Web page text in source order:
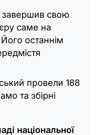
завершив свою
саме на
Його останнім
провели 188
та збірні
національної